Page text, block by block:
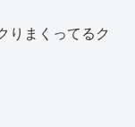
りまくってるク